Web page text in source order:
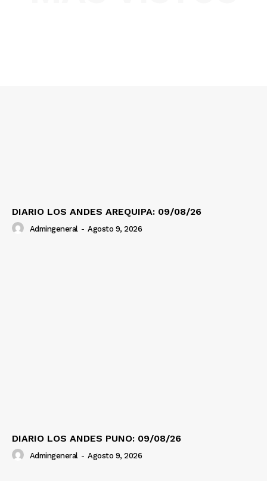
DIARIO LOS ANDES AREQUIPA: 09/08/26
Admingeneral - Agosto 9, 2026
DIARIO LOS ANDES PUNO: 09/08/26
Admingeneral - Agosto 9, 2026